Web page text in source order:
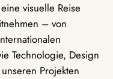
visuelle Reise
– von
Technologie, Design
Projekten